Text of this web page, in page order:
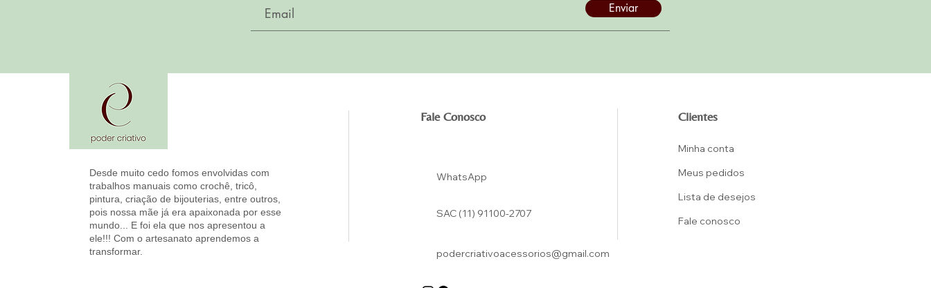
Enviar
Desde muito cedo fomos envolvidas com
trabalhos manuais como crochê, tricô,
pintura, criação de bijouterias, entre outros,
pois nossa mãe já era apaixonada por esse
mundo... E foi ela que nos apresentou a
ele!!! Com o artesanato aprendemos a
transformar.
Fale Conosco
WhatsApp
SAC (11) 91100-2707
Clientes
Minha conta
Meus pedidos
Lista de desejos
Fale conosco
podercriativoacessorios@gmail.com